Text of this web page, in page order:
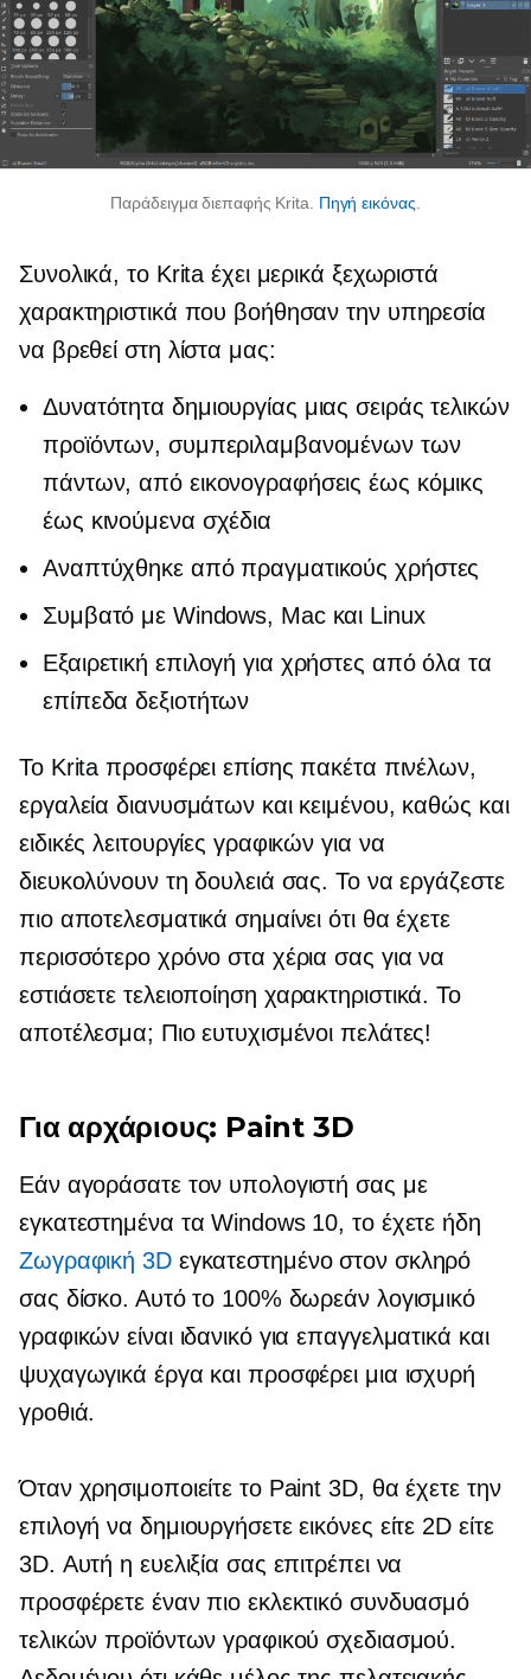
Παράδειγμα διεπαφής Krita. Πηγή εικόνας
Συνολικά, το Krita έχει μερικά ξεχωριστά
χαρακτηριστικά που βοήθησαν την υπηρεσία
να βρεθεί στη λίστα μας:
Δυνατότητα δημιουργίας μιας σειράς τελικών
προϊόντων, συμπεριλαμβανομένων των
πάντων, από εικονογραφήσεις έως κόμικς
έως κινούμενα σχέδια
Αναπτύχθηκε από πραγματικούς χρήστες
Συμβατό με Windows, Mac και Linux
Εξαιρετική επιλογή για χρήστες από όλα τα
επίπεδα δεξιοτήτων
Το Krita προσφέρει επίσης πακέτα πινέλων,
εργαλεία διανυσμάτων και κειμένου, καθώς και
ειδικές λειτουργίες γραφικών για να
διευκολύνουν τη δουλειά σας. Το να εργάζεστε
πιο αποτελεσματικά σημαίνει ότι θα έχετε
περισσότερο χρόνο στα χέρια σας για να
εστιάσετετελειοποίηση χαρακτηριστικά. Το
αποτέλεσμα; Πιο ευτυχισμένοι πελάτες!
Για αρχάριους: Paint 3D
Εάν αγοράσατε τον υπολογιστή σας με
εγκατεστημένα τα Windows 10, το έχετε ήδη
Ζωγραφική 3Dεγκατεστημένο στον σκληρό
σας δίσκο. Αυτό το 100% δωρεάν λογισμικό
γραφικών είναι ιδανικό για επαγγελματικά και
ψυχαγωγικά έργα και προσφέρει μια ισχυρή
γροθιά.
Όταν χρησιμοποιείτε το Paint 3D, θα έχετε την
επιλογή να δημιουργήσετε εικόνες είτε 2D είτε
3D. Αυτή η ευελιξία σας επιτρέπει να
προσφέρετε έναν πιο εκλεκτικό συνδυασμό
τελικών προϊόντων γραφικού σχεδιασμού.